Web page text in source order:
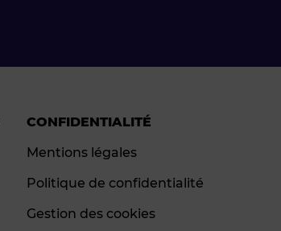
CONFIDENTIALITÉ
Mentions légales
Politique de confidentialité
Gestion des cookies